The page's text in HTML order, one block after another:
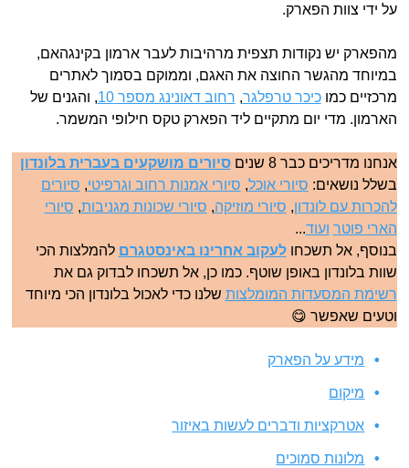
על ידי צוות הפארק.
מהפארק יש נקודות תצפית מרהיבות לעבר ארמון בקינגהאם,
במיוחד מהגשר החוצה את האגם, וממוקם בסמוך לאתרים
מרכזיים כמוכיכר טרפלגר, רחוב דאונינג מספר 10
, והגנים של
הארמון. מדי יום מתקיים ליד הפארק טקס חילופי המשמר.
אנחנו מדריכים כבר 8 שנים
סיורים מושקעים בעברית בלונדון
בשלל נושאים: סיורי אוכל, סיורי אמנות רחוב וגרפיטי, סיורים
להכרות עם לונדון, סיורי מוזיקה, סיורי שכונות מגניבות, סיורי
הארי פוטר ועוד...
בנוסף, אל תשכחולעקוב אחרינו באינסטגרם להמלצות הכי
שוות בלונדון באופן שוטף. כמו כן, אל תשכחו לבדוק גם את
רשימת המסעדות המומלצות שלנו כדי לאכול בלונדון הכי מיוחד
וטעים שאפשר 😋
מידע על הפארק
מיקום
אטרקציות ודברים לעשות באיזור
מלונות סמוכים